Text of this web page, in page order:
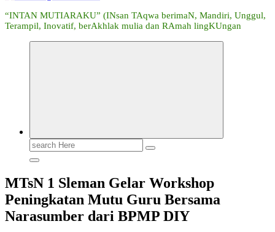
“INTAN MUTIARAKU” (INsan TAqwa berimaN, Mandiri, Unggul,
Terampil, Inovatif, berAkhlak mulia dan RAmah lingKUngan
Search
for:
MTsN 1 Sleman Gelar Workshop
Peningkatan Mutu Guru Bersama
Narasumber dari BPMP DIY